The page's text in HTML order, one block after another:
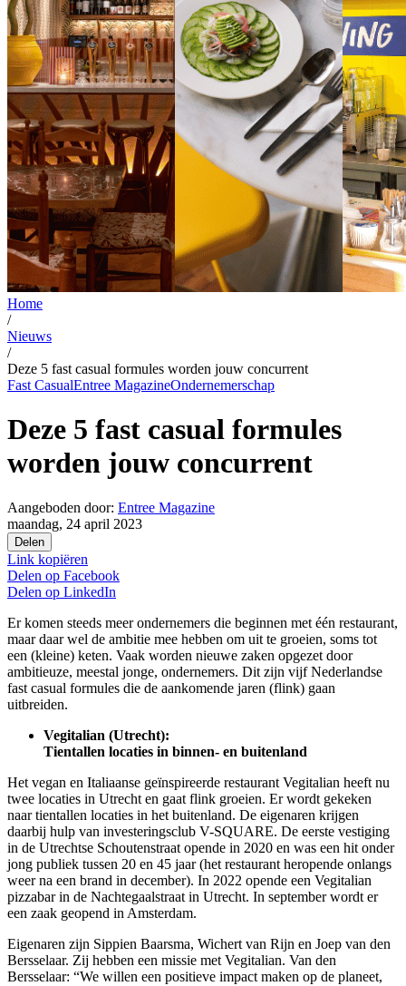
Home
/
Nieuws
/
Deze 5 fast casual formules worden jouw concurrent
Fast CasualEntree MagazineOndernemerschap
Deze 5 fast casual formules
worden jouw concurrent
Aangeboden door: Entree Magazine
maandag, 24 april 2023
Delen
Link kopiëren
Delen op Facebook
Delen op LinkedIn
Er komen steeds meer ondernemers die beginnen met één restaurant,
maar daar wel de ambitie mee hebben om uit te groeien, soms tot
een (kleine) keten. Vaak worden nieuwe zaken opgezet door
ambitieuze, meestal jonge, ondernemers. Dit zijn vijf Nederlandse
fast casual formules die de aankomende jaren (flink) gaan
uitbreiden.
Vegitalian (Utrecht):
Tientallen locaties in binnen- en buitenland
Het vegan en Italiaanse geïnspireerde restaurant Vegitalian heeft nu
twee locaties in Utrecht en gaat flink groeien. Er wordt gekeken
naar tientallen locaties in het buitenland. De eigenaren krijgen
daarbij hulp van investeringsclub V-SQUARE. De eerste vestiging
in de Utrechtse Schoutenstraat opende in 2020 en was een hit onder
jong publiek tussen 20 en 45 jaar (het restaurant heropende onlangs
weer na een brand in december). In 2022 opende een Vegitalian
pizzabar in de Nachtegaalstraat in Utrecht. In september wordt er
een zaak geopend in Amsterdam.
Eigenaren zijn Sippien Baarsma, Wichert van Rijn en Joep van den
Bersselaar. Zij hebben een missie met Vegitalian. Van den
Bersselaar: “We willen een positieve impact maken op de planeet,